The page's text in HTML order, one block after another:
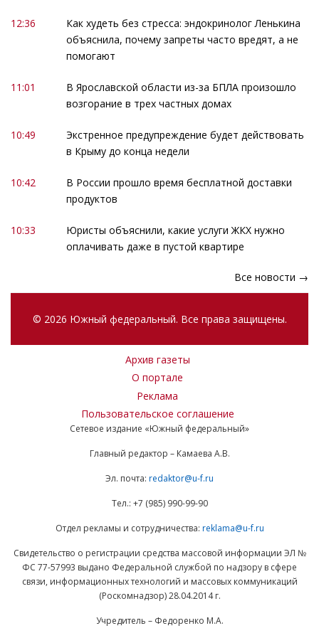
12:36
Как худеть без стресса: эндокринолог Ленькина
объяснила, почему запреты часто вредят, а не
помогают
11:01
В Ярославской области из-за БПЛА произошло
возгорание в трех частных домах
10:49
Экстренное предупреждение будет действовать
в Крыму до конца недели
10:42
В России прошло время бесплатной доставки
продуктов
10:33
Юристы объяснили, какие услуги ЖКХ нужно
оплачивать даже в пустой квартире
Все новости →
© 2026 Южный федеральный. Все права защищены.
Архив газеты
О портале
Реклама
Пользовательское соглашение
Сетевое издание «Южный федеральный»
Главный редактор – Камаева А.В.
Эл. почта: redaktor@u-f.ru
Тел.: +7 (985) 990-99-90
Отдел рекламы и сотрудничества: reklama@u-f.ru
Свидетельство о регистрации средства массовой информации ЭЛ №
ФС 77-57993 выдано Федеральной службой по надзору в сфере
связи, информационных технологий и массовых коммуникаций
(Роскомнадзор) 28.04.2014 г.
Учредитель – Федоренко М.А.